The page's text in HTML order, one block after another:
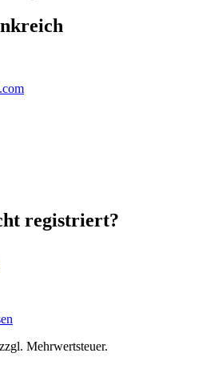
registriert?
Mehrwertsteuer.